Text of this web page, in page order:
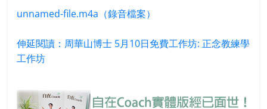
unnamed-file.m4a（錄音檔案）
伸延閱讀：周華山博士 5月10日免費工作坊: 正念教練學
工作坊